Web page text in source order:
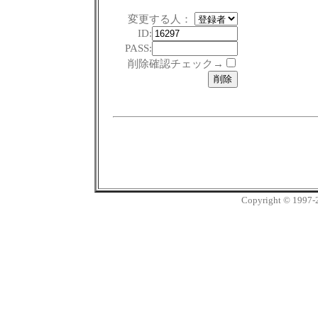
変更する人：
ID:
PASS:
削除確認チェック→
Copyright © 1997-